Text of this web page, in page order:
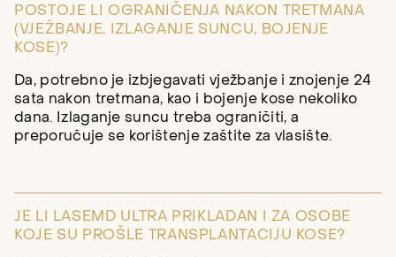
POSTOJE LI OGRANIČENJA NAKON TRETMANA
(VJEŽBANJE, IZLAGANJE SUNCU, BOJENJE
KOSE)?
Da, potrebno je izbjegavati vježbanje i znojenje 24
sata nakon tretmana, kao i bojenje kose nekoliko
dana. Izlaganje suncu treba ograničiti, a
preporučuje se korištenje zaštite za vlasište.
JE LI LASEMD ULTRA PRIKLADAN I ZA OSOBE
KOJE SU PROŠLE TRANSPLANTACIJU KOSE?